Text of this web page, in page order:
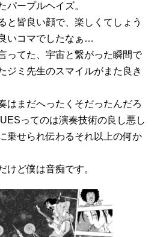
パープルヘイズ。
と皆良い顔で、楽しくてしょう
いコマでしたなぁ…
ってた、宇宙と繋がった瞬間で
ジミ先生のスマイルがまた良き
はまだへったくそだったんだろ
ってのは演奏技術の良し悪し
乗せられ伝わるそれ以上の何か
けど僕は音痴です。